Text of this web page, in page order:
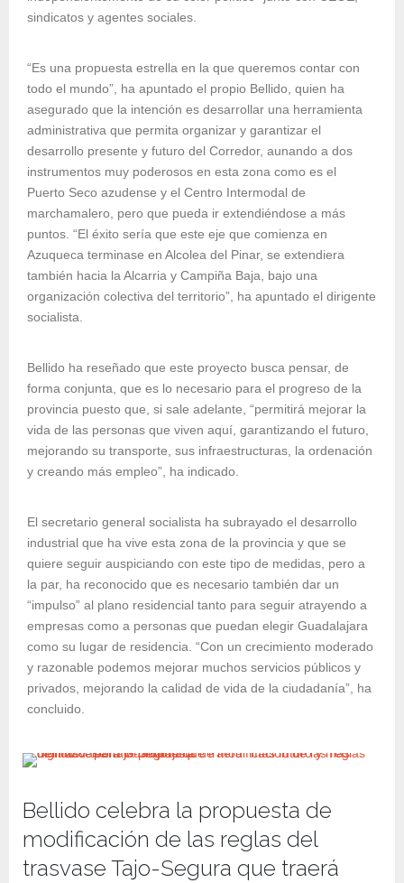
sindicatos y agentes sociales.
“Es una propuesta estrella en la que queremos contar con
todo el mundo”, ha apuntado el propio Bellido, quien ha
asegurado que la intención es desarrollar una herramienta
administrativa que permita organizar y garantizar el
desarrollo presente y futuro del Corredor, aunando a dos
instrumentos muy poderosos en esta zona como es el
Puerto Seco azudense y el Centro Intermodal de
marchamalero, pero que pueda ir extendiéndose a más
puntos. “El éxito sería que este eje que comienza en
Azuqueca terminase en Alcolea del Pinar, se extendiera
también hacia la Alcarria y Campiña Baja, bajo una
organización colectiva del territorio”, ha apuntado el dirigente
socialista.
Bellido ha reseñado que este proyecto busca pensar, de
forma conjunta, que es lo necesario para el progreso de la
provincia puesto que, si sale adelante, “permitirá mejorar la
vida de las personas que viven aquí, garantizando el futuro,
mejorando su transporte, sus infraestructuras, la ordenación
y creando más empleo”, ha indicado.
El secretario general socialista ha subrayado el desarrollo
industrial que ha vive esta zona de la provincia y que se
quiere seguir auspiciando con este tipo de medidas, pero a
la par, ha reconocido que es necesario también dar un
“impulso” al plano residencial tanto para seguir atrayendo a
empresas como a personas que puedan elegir Guadalajara
como su lugar de residencia. “Con un crecimiento moderado
y razonable podemos mejorar muchos servicios públicos y
privados, mejorando la calidad de vida de la ciudadanía”, ha
concluido.
Bellido celebra la propuesta de
modificación de las reglas del
trasvase Tajo-Segura que traerá